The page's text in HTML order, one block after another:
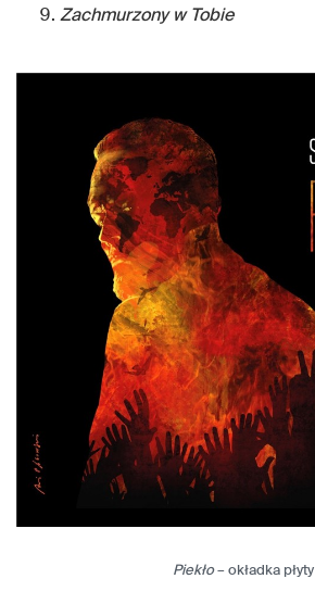
Zachmurzony w Tobie
Piekło– okładka płyty